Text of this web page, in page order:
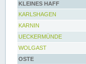
KLEINES HAFF
KARLSHAGEN
KARNIN
UECKERMÜNDE
WOLGAST
OSTE